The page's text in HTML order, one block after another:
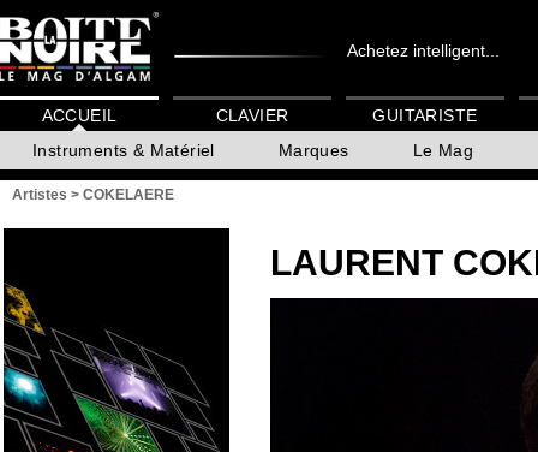
Achetez intelligent...
ACCUEIL
Instruments & Matériel
Marques Le Mag
CLAVIER GUITARISTE
Artistes > COKELAERE
LAURENT